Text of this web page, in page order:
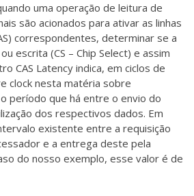
uma operação de leitura de
são acionados para ativar as linhas
correspondentes, determinar se a
escrita (CS – Chip Select) e assim
CAS Latency indica, em ciclos de
clock nesta matéria sobre
período que há entre o envio do
dos respectivos dados. Em
existente entre a requisição
e a entrega deste pela
do nosso exemplo, esse valor é de